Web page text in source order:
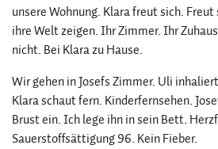
unsere Wohnung. Klara freut sich.
ihre Welt zeigen. Ihr Zimmer. Ihr
nicht. Bei Klara zu Hause.
Wir gehen in Josefs Zimmer. Uli
Klara schaut fern. Kinderfernsehen.
Brust ein. Ich lege ihn in sein Bett.
Sauerstoffsättigung 96. Kein Fieber.